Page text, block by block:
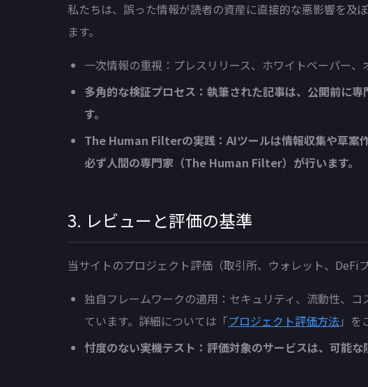
私たちは、誤った情報が読者の資産に直接的な悪影響を及
ます。
一次情報の重視：プレスリリース、ホワイトペーパー
多角的な検証プロセス：執筆された記事は、公開前に
す。
The Human Filterの実践：AIツールは情報収集や草案
必ず人間の専門家（The Human Filter）が行います。
3. レビューと評価の基準
当サイトのプロジェクト評価（取引所、ウォレット、DeFi
独自フレームワークの適用：セキュリティ、流動性、
ています。詳細については「プロジェクト評価方法 」を
忖度のない実機テスト：評価対象のサービスは、可能